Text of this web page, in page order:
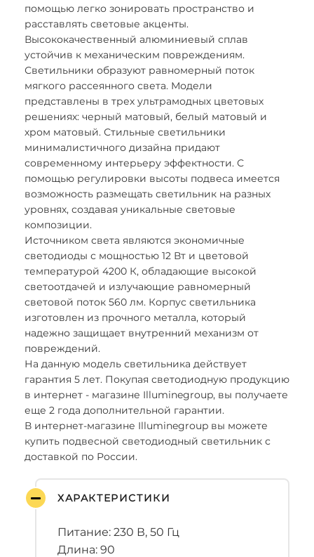
помощью легко зонировать пространство и
расставлять световые акценты.
Высококачественный алюминиевый сплав
устойчив к механическим повреждениям.
Светильники образуют равномерный поток
мягкого рассеянного света. Модели
представлены в трех ультрамодных цветовых
решениях: черный матовый, белый матовый и
хром матовый. Стильные светильники
минималистичного дизайна придают
современному интерьеру эффектности. С
помощью регулировки высоты подвеса имеется
возможность размещать светильник на разных
уровнях, создавая уникальные световые
композиции.
Источником света являются экономичные
светодиоды с мощностью 12 Вт и цветовой
температурой 4200 К, обладающие высокой
светоотдачей и излучающие равномерный
световой поток 560 лм. Корпус светильника
изготовлен из прочного металла, который
надежно защищает внутренний механизм от
повреждений.
На данную модель светильника действует
гарантия 5 лет. Покупая светодиодную продукцию
в интернет - магазине Illuminegroup, вы получаете
еще 2 года дополнительной гарантии.
В интернет-магазине Illuminegroup вы можете
купить подвесной светодиодный светильник с
доставкой по России.
ХАРАКТЕРИСТИКИ
Питание: 230 В, 50 Гц
Длина: 90